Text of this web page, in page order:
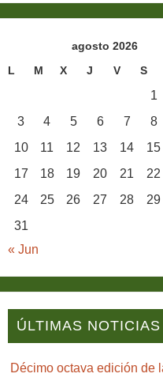
agosto 2026
L
M X J V S
1
3
4 5 6 7 8
10
11 12 13 14 15
17
18 19 20 21 22
24
25 26 27 28 29
31
« Jun
ÚLTIMAS NOTICIAS
Décimo octava edición de